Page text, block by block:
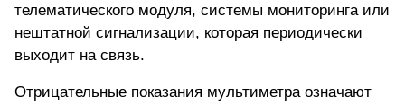
телематического модуля, системы мониторинга или
нештатной сигнализации, которая периодически
выходит на связь.
Отрицательные показания мультиметраозначают